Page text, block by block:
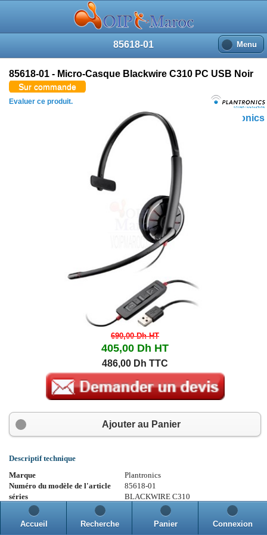
85618-01 Menu
Plantronics
85618-01 - Micro-Casque Blackwire C310 PC USB Noir
Sur commande
Evaluer ce produit.
690,00 DhHT
405,00 Dh HT
486,00 Dh TTC
Ajouter au Panier
Descriptif technique
Marque
Plantronics
Numéro du modèle de l'article
85618-01
séries
BLACKWIRE C310
Couleur
Garantie constructeur
Garantie Fabricant : 2 an(s)
Description du clavier
Accueil Recherche Panier Connexion